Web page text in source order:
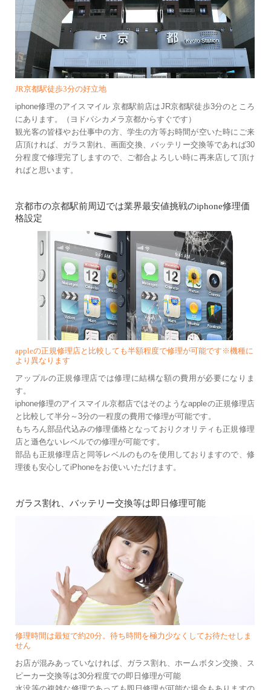
JR京都駅徒歩3分の好立地
iphone修理のアイスマイル 京都駅前店はJR京都駅徒歩3分のところ
にあります。（ヨドバシカメラ京都からすぐです）
観光客の皆様やお仕事中の方、学生の方等お時間が空いた時にご来
店頂ければ、ガラス割れ、画面交換、バッテリー交換等であれば30
分程度で修理完了しますので、ご都合よろしい時に再来店して頂け
ればと思います。
京都市の京都駅前周辺では業界最安値挑戦のiphone修理価
格設定
appleの正規修理店と比較しても半額程度で修理が可能です※機種に
より異なります
アップルの正規修理店では修理に結構な額の費用が必要になりま
す。
iphone修理のアイスマイル京都店ではそのようなappleの正規修理店
と比較して半分～3分の一程度の費用で修理が可能です。
もちろん部品代込みの修理価格となっておりクオリティも正規修理
店と遜色ないレベルでの修理が可能です。
部品も正規修理店と同等レベルのものを使用しておりますので、修
理後も安心してiPhoneをお使いいただけます。
ガラス割れ、バッテリー交換等は即日修理可能
修理時間は最短で約20分。待ち時間を極力少なくしてお待たせしま
せん
お店が混みあっていなければ、ガラス割れ、ホームボタン交換、ス
ピーカー交換等は30分程度での即日修理が可能